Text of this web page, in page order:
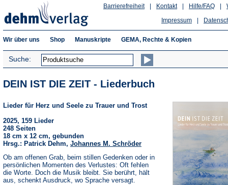
Hilfe/FAQ
Kontakt
Barrierefreiheit
Impressum
Wir über uns Shop Manuskripte GEMA, Rechte & Kopien
Suche:
DEIN IST DIE ZEIT - Liederbuch
Lieder für Herz und Seele zu Trauer und Trost
2025, 159 Lieder
248 Seiten
18 cm x 12 cm, gebunden
Hrsg.: Patrick Dehm, Johannes M. Schröder
Ob am offenen Grab, beim stillen Gedenken oder in
persönlichen Momenten des Verlustes: Oft fehlen
die Worte. Doch die Musik bleibt. Sie berührt, hält
aus, schenkt Ausdruck, wo Sprache versagt.